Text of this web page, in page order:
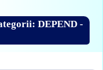
DEPEND -